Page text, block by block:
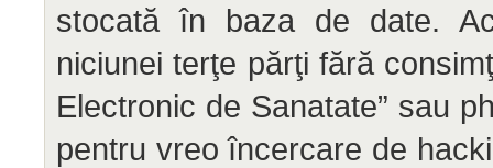
stocată în baza de date.
niciunei terţe părţi fără
Electronic de Sanatate” sau
pentru vreo încercare de